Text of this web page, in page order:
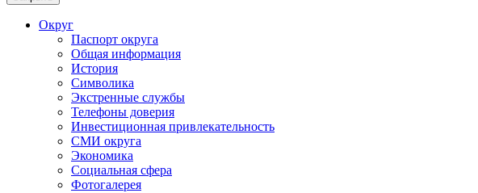
Округ
Паспорт округа
Общая информация
История
Символика
Экстренные службы
Телефоны доверия
Инвестиционная привлекательность
СМИ округа
Экономика
Социальная сфера
Фотогалерея